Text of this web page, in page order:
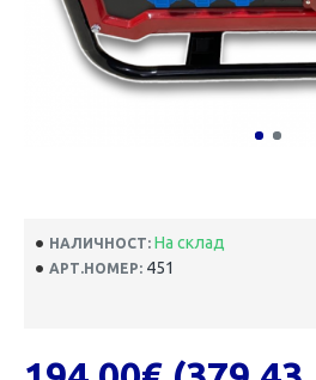
НАЛИЧНОСТ: На склад
АРТ.НОМЕР: 451